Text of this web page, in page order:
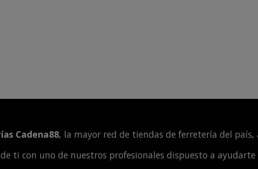
Cadena88, la mayor red de tiendas de ferretería del país,
de ti con uno de nuestros profesionales dispuesto a ayudarte